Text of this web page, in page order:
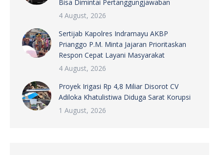
Bisa Dimintai Pertanggungjawaban
4 August, 2026
Sertijab Kapolres Indramayu AKBP
Prianggo P.M. Minta Jajaran Prioritaskan
Respon Cepat Layani Masyarakat
4 August, 2026
Proyek Irigasi Rp 4,8 Miliar Disorot CV
Adiloka Khatulistiwa Diduga Sarat Korupsi
1 August, 2026